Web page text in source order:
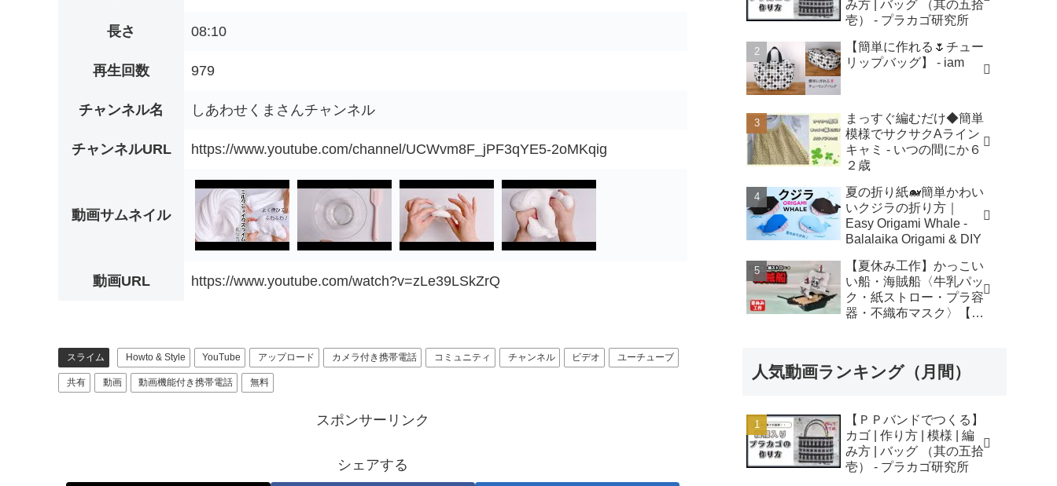
長さ 08:10
再生回数 979
チャンネル名 しあわせくまさんチャンネル
チャンネルURL https://www.youtube.com/channel/UCWvm8F_jPF3qYE5-2oMKqig
動画サムネイル
動画URL https://www.youtube.com/watch?v=zLe39LSkZrQ
スライム Howto & Style YouTube アップロード カメラ付き携帯電話 コミュニティ チャンネル ビデオ ユーチューブ
共有 動画 動画機能付き携帯電話 無料
スポンサーリンク
シェアする
み方 | バッグ （其の五拾
壱） - プラカゴ研究所
【簡単に作れる🌷チュー
リップバッグ】 - iam
まっすぐ編むだけ◆簡単
模様でサクサクAライン
キャミ - いつの間にか６
２歳
夏の折り紙🐋簡単かわい
いクジラの折り方｜
Easy Origami Whale -
Balalaika Origami & DIY
【夏休み工作】かっこい
い船・海賊船〈牛乳パッ
ク・紙ストロー・プラ容
器・不織布マスク〉【自
人気動画ランキング（月間）
【ＰＰバンドでつくる】
カゴ | 作り方 | 模様 | 編
み方 | バッグ （其の五拾
壱） - プラカゴ研究所